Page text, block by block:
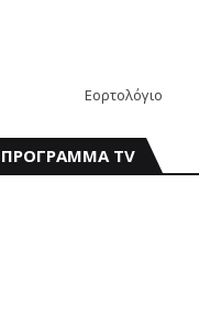
Εορτολόγιο
ΠΡΟΓΡΑΜΜΑ TV